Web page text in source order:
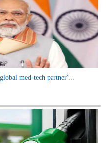
med-tech partner'...